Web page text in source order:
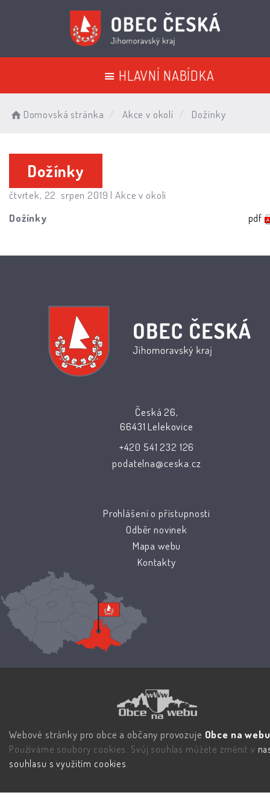
HLAVNÍ NABÍDKA
Domovská stránka Akce v okolí Dožínky
Dožínky
čtvrtek, 22. srpen 2019 |Akce v okolí
Dožínky
pdf
Česká 26,
66431 Lelekovice
+420 541 232 126
podatelna@ceska.cz
Prohlášení o přístupnosti
Odběr novinek
Mapa webu
Kontakty
Webové stránky pro obce a občany provozuje Obce na
Používáme soubory cookies. Svůj souhlas můžete změnit v
souhlasu s využitím cookies.